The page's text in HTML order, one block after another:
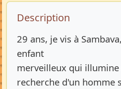
Description de
Description
29 ans, je vis à
enfant
merveilleux qui illumine
recherche d'un homme